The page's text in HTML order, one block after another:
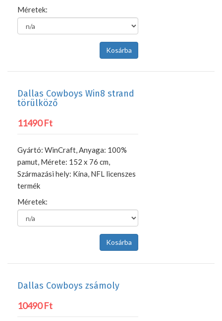
Méretek:
Dallas Cowboys Win8 strand
törülköző
11490 Ft
Gyártó: WinCraft, Anyaga: 100%
pamut, Mérete: 152 x 76 cm,
Származási hely: Kína, NFL licenszes
termék
Méretek:
Dallas Cowboys zsámoly
10490 Ft